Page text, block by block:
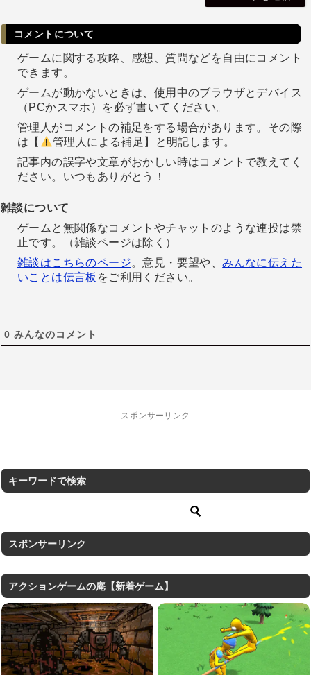
コメントについて
ゲームに関する攻略、感想、質問などを自由にコメント
できます。
ゲームが動かないときは、使用中のブラウザとデバイス
（PCかスマホ）を必ず書いてください。
管理人がコメントの補足をする場合があります。その際
は【
管理人による補足】と明記します。
記事内の誤字や文章がおかしい時はコメントで教えてく
ださい。いつもありがとう！
雑談について
ゲームと無関係なコメントやチャットのような連投は禁
止です。（雑談ページは除く）
雑談はこちらのページ。意見・要望や、みんなに伝えた
いことは伝言板 をご利用ください。
0 みんなのコメント
スポンサーリンク
キーワードで検索
スポンサーリンク
アクションゲームの庵【新着ゲーム】